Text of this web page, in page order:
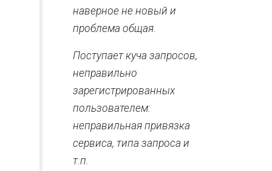
наверное не новый и
проблема общая.
Поступает куча запросов,
неправильно
зарегистрированных
пользователем:
неправильная привязка
сервиса, типа запроса и
т.п.